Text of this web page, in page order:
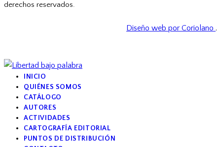
derechos reservados.
Diseño web por Coriolano .
INICIO
QUIÉNES SOMOS
CATÁLOGO
AUTORES
ACTIVIDADES
CARTOGRAFÍA EDITORIAL
PUNTOS DE DISTRIBUCIÓN